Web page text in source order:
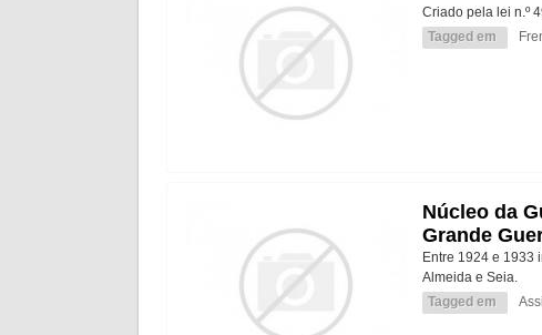
Criado pela lei n.º
Tagged em
Núcleo da
Grande
Entre 1924 e 1933
Almeida e Seia.
Tagged em